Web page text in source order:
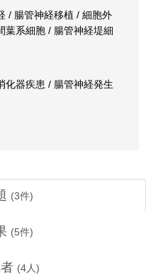
/ 腸管神経移植 / 細胞外
葉系細胞 / 腸管神経堤細
化器疾患 / 腸管神経発生
(3件)
(5件)
(4人)